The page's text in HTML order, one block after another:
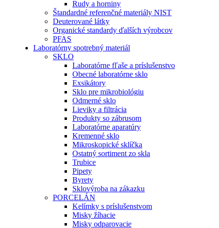
Rudy a horniny
Štandardné referenčné materiály NIST
Deuterované látky
Organické standardy ďalších výrobcov
PFAS
Laboratórny spotrebný materiál
SKLO
Laboratórne fľaše a príslušenstvo
Obecné laboratórne sklo
Exsikátory
Sklo pre mikrobiológiu
Odmerné sklo
Lieviky a filtrácia
Produkty so zábrusom
Laboratórne aparatúry
Kremenné sklo
Mikroskopické sklíčka
Ostatný sortiment zo skla
Trubice
Pipety
Byrety
Sklovýroba na zákazku
PORCELÁN
Kelímky s príslušenstvom
Misky žíhacie
Misky odparovacie